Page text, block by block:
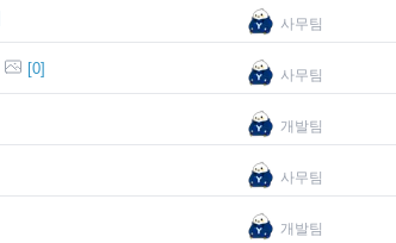
사무팀
[0] 사무팀
개발팀
사무팀
개발팀